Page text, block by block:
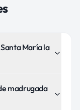
María la
madrugada